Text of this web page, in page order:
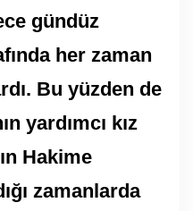
gündüz
her zaman
Bu yüzden de
yardımcı kız
Hakime
zamanlarda